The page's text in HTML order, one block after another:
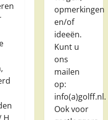
opmerkingen
en/of
ideeën.
Kunt u
ons
mailen
op:
info(a)golff.nl.
Ook voor